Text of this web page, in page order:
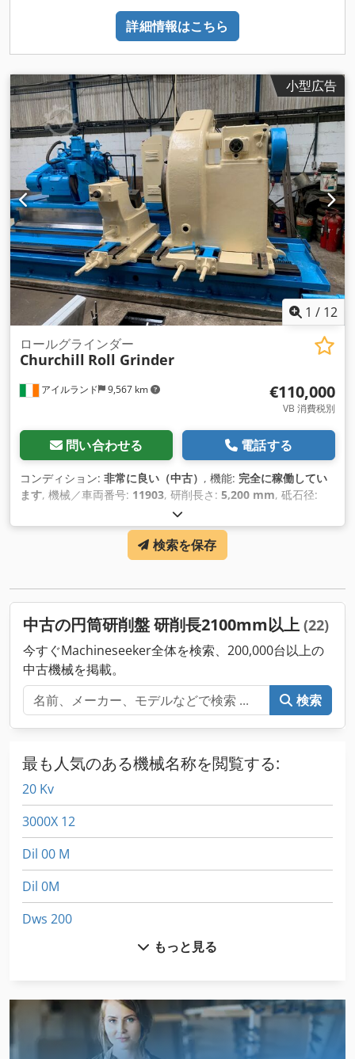
詳細情報はこちら
小型広告
1 / 12
アイルランド 9,567 km
ロールグラインダー
Churchill Roll Grinder
€110,000
VB 消費税別
問い合わせる 電話する
コンディション: 非常に良い（中古） , 機能: 完全に稼働してい
ます, 機械／車両番号: 11903, 研削長さ: 5,200 mm, 砥石径:
1,600 mm, 研削砥石の幅:
転速度（最大）:30 回転/分, 主軸回転速度（最小）:5 回転/分,
検索を保存
中古の円筒研削盤 研削長2100mm以上 (22)
今すぐMachineseeker全体を検索、200,000台以上の
中古機械を掲載。
検索
最も人気のある機械名称を閲覧する:
20 Kv
3000X 12
Dil 00 M
Dil 0M
Dws 200
Kdr 310 St
Manitowoc 3900 T
もっと見る